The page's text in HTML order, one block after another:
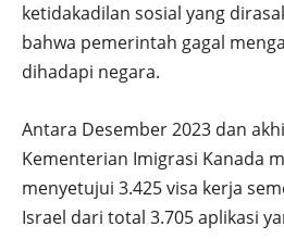
ketidakadilan sosial yang
bahwa pemerintah gagal
dihadapi negara.
Antara Desember 2023 dan
Kementerian Imigrasi Kanada
menyetujui 3.425 visa kerja
Israel dari total 3.705 aplikasi